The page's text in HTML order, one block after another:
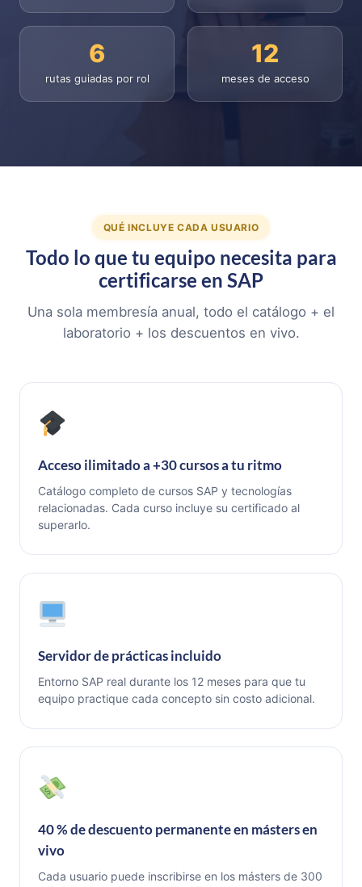
6
rutas guiadas por rol
12
meses de acceso
QUÉ INCLUYE CADA USUARIO
Todo lo que tu equipo necesita para
certificarse en SAP
Una sola membresía anual, todo el catálogo + el
laboratorio + los descuentos en vivo.
Acceso ilimitado a +30 cursos a tu ritmo
Catálogo completo de cursos SAP y tecnologías
relacionadas. Cada curso incluye su certificado al
superarlo.
Servidor de prácticas incluido
Entorno SAP real durante los 12 meses para que tu
equipo practique cada concepto sin costo adicional.
40 % de descuento permanente en másters en
vivo
Cada usuario puede inscribirse en los másters de 300